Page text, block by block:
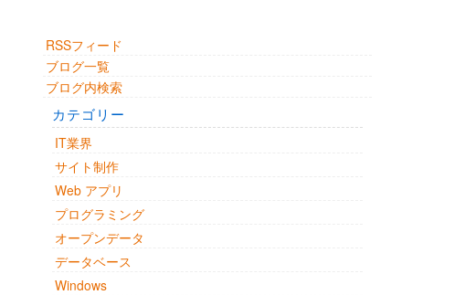
RSSフィード
ブログ一覧
ブログ内検索
カテゴリー
IT業界
サイト制作
Web アプリ
プログラミング
オープンデータ
データベース
Windows